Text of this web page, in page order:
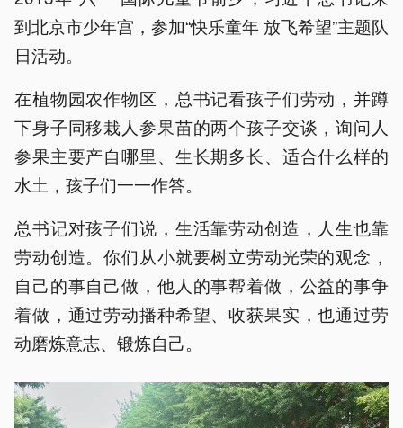
到北京市少年宫，参加“快乐童年 放飞希望”主题队
日活动。
在植物园农作物区，总书记看孩子们劳动，并蹲
下身子同移栽人参果苗的两个孩子交谈，询问人
参果主要产自哪里、生长期多长、适合什么样的
水土，孩子们一一作答。
总书记对孩子们说，生活靠劳动创造，人生也靠
劳动创造。你们从小就要树立劳动光荣的观念，
自己的事自己做，他人的事帮着做，公益的事争
着做，通过劳动播种希望、收获果实，也通过劳
动磨炼意志、锻炼自己。